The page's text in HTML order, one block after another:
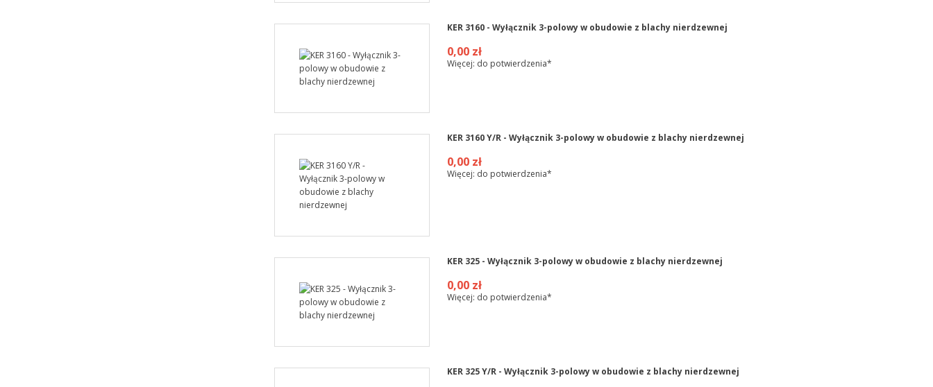
KER 3160 - Wyłącznik 3-polowy w obudowie z blachy nierdzewnej
0,00 zł
Więcej: do potwierdzenia*
KER 3160 Y/R - Wyłącznik 3-polowy w obudowie z blachy nierdzewnej
0,00 zł
Więcej: do potwierdzenia*
KER 325 - Wyłącznik 3-polowy w obudowie z blachy nierdzewnej
0,00 zł
Więcej: do potwierdzenia*
KER 325 Y/R - Wyłącznik 3-polowy w obudowie z blachy nierdzewnej